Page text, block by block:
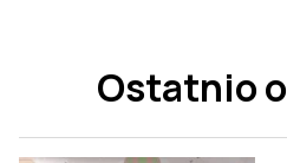
Ostatnio